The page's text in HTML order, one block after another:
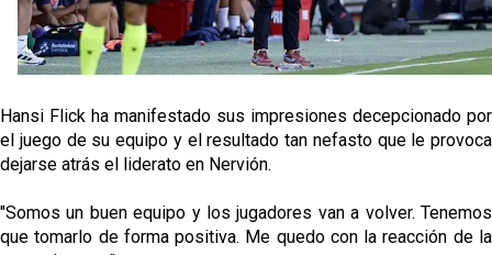
Oso es el siguiente en la lista para salir
Banquillos confirmados: así queda la cantera del
Sevilla Femenino para la 2026/27
Hansi Flick ha manifestado sus impresiones decepcionado por
el juego de su equipo y el resultado tan nefasto que le provoca
dejarse atrás el liderato en Nervión.
"Somos un buen equipo y los jugadores van a volver. Tenemos
que tomarlo de forma positiva. Me quedo con la reacción de la